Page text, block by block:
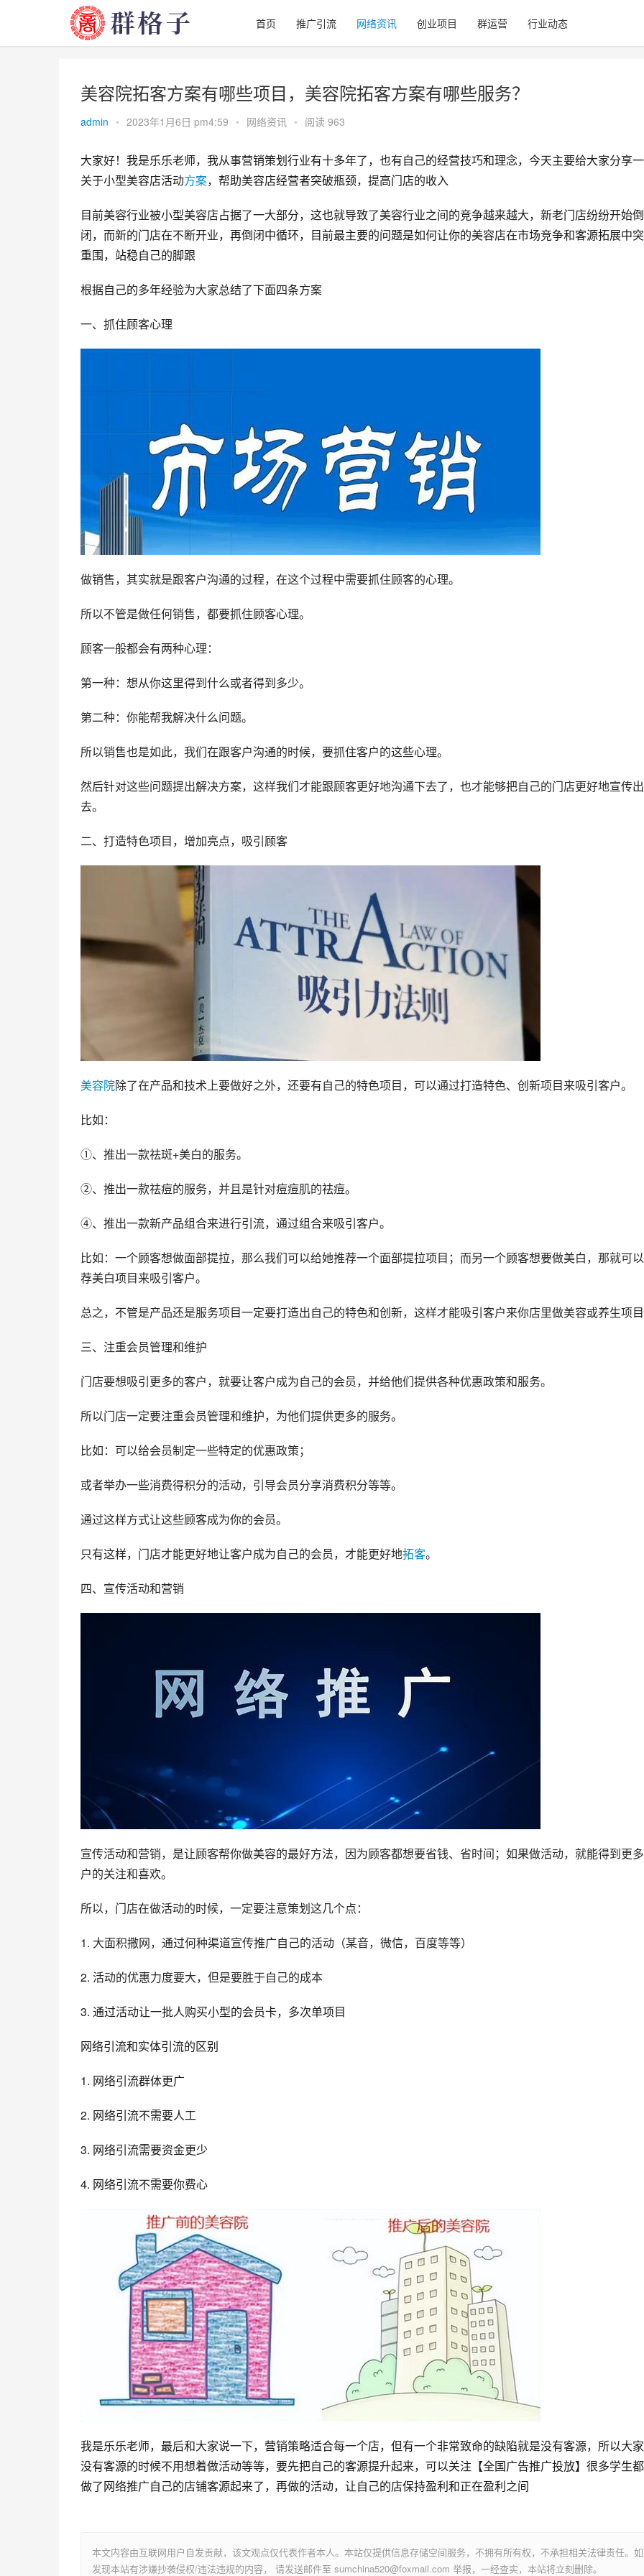
首页 推广引流 网络资讯 创业项目 群运营 行业动态
美容院拓客方案有哪些项目，美容院拓客方案有哪些服务？
admin • 2023年1月6日 pm4:59 • 网络资讯 • 阅读 963
大家好！我是乐乐老师，我从事营销策划行业有十多年了，也有自己的经营技巧和理念，今天主要给大家分享
关于小型美容店活动方案，帮助美容店经营者突破瓶颈，提高门店的收入
目前美容行业被小型美容店占据了一大部分，这也就导致了美容行业之间的竞争越来越大，新老门店纷纷开始倒
闭，而新的门店在不断开业，再倒闭中循环，目前最主要的问题是如何让你的美容店在市场竞争和客源拓展中
重围，站稳自己的脚跟
根据自己的多年经验为大家总结了下面四条方案
一、抓住顾客心理
做销售，其实就是跟客户沟通的过程，在这个过程中需要抓住顾客的心理。
所以不管是做任何销售，都要抓住顾客心理。
顾客一般都会有两种心理：
第一种：想从你这里得到什么或者得到多少。
第二种：你能帮我解决什么问题。
所以销售也是如此，我们在跟客户沟通的时候，要抓住客户的这些心理。
然后针对这些问题提出解决方案，这样我们才能跟顾客更好地沟通下去了，也才能够把自己的门店更好地宣传出
去。
二、打造特色项目，增加亮点，吸引顾客
美容院除了在产品和技术上要做好之外，还要有自己的特色项目，可以通过打造特色、创新项目来吸引客户。
比如：
①、推出一款祛斑+美白的服务。
②、推出一款祛痘的服务，并且是针对痘痘肌的祛痘。
④、推出一款新产品组合来进行引流，通过组合来吸引客户。
比如：一个顾客想做面部提拉，那么我们可以给她推荐一个面部提拉项目；而另一个顾客想要做美白，那就可
荐美白项目来吸引客户。
总之，不管是产品还是服务项目一定要打造出自己的特色和创新，这样才能吸引客户来你店里做美容或养生项
三、注重会员管理和维护
门店要想吸引更多的客户，就要让客户成为自己的会员，并给他们提供各种优惠政策和服务。
所以门店一定要注重会员管理和维护，为他们提供更多的服务。
比如：可以给会员制定一些特定的优惠政策；
或者举办一些消费得积分的活动，引导会员分享消费积分等等。
通过这样方式让这些顾客成为你的会员。
只有这样，门店才能更好地让客户成为自己的会员，才能更好地拓客。
四、宣传活动和营销
宣传活动和营销，是让顾客帮你做美容的最好方法，因为顾客都想要省钱、省时间；如果做活动，就能得到更
户的关注和喜欢。
所以，门店在做活动的时候，一定要注意策划这几个点：
1. 大面积撒网，通过何种渠道宣传推广自己的活动（某音，微信， 百度等等）
2. 活动的优惠力度要大，但是要胜于自己的成本
3. 通过活动让一批人购买小型的会员卡，多次单项目
网络引流和实体引流的区别
1. 网络引流群体更广
2. 网络引流不需要人工
3. 网络引流需要资金更少
4. 网络引流不需要你费心
我是乐乐老师，最后和大家说一下，营销策略适合每一个店，但有一个非常致命的缺陷就是没有客源，所以大
没有客源的时候不用想着做活动等等，要先把自己的客源提升起来，可以关注【全国广告推广投放】很多学生
做了网络推广自己的店铺客源起来了，再做的活动，让自己的店保持盈利和正在盈利之间
本文内容由互联网用户自发贡献，该文观点仅代表作者本人。本站仅提供信息存储空间服务，不拥有所有权，不承担相关法律责任。如
发现本站有涉嫌抄袭侵权/违法违规的内容， 请发送邮件至 sumchina520@foxmail.com 举报，一经查实，本站将立刻删除。